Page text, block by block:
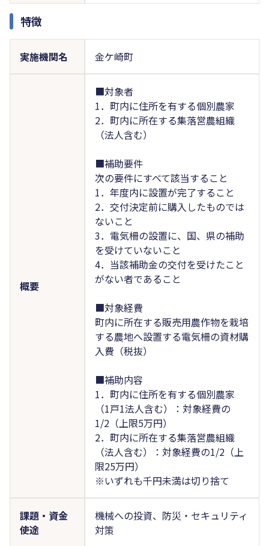
特徴
実施機関名 金ケ崎町
概要
■対象者
1．町内に住所を有する個別農家
2．町内に所在する集落営農組織
（法人含む）
■補助要件
次の要件にすべて該当すること
1．年度内に設置が完了すること
2．交付決定前に購入したものでは
ないこと
3．電気柵の設置に、国、県の補助
を受けていないこと
4．当該補助金の交付を受けたこと
がない者であること
■対象経費
町内に所在する販売用農作物を栽培
する農地へ設置する電気柵の資材購
入費（税抜）
■補助内容
1．町内に住所を有する個別農家
（1戸1法人含む）：対象経費の
1/2（上限5万円）
2．町内に所在する集落営農組織
（法人含む）：対象経費の1/2（上
限25万円）
※いずれも千円未満は切り捨て
課題・資金
使途
機械への投資、防災・セキュリティ
対策